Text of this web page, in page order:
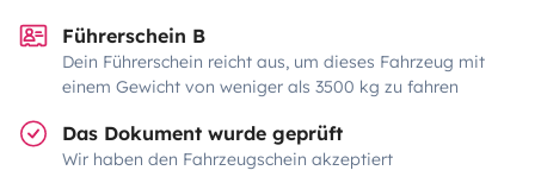
Führerschein B
Dein Führerschein reicht aus, um dieses Fahrzeug mit
einem Gewicht von weniger als 3500 kg zu fahren
Das Dokument wurde geprüft
Wir haben den Fahrzeugschein akzeptiert